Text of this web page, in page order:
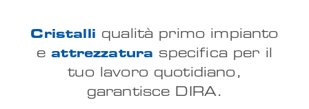
Cristalli qualità primo impianto
eattrezzatura specifica per il
tuo lavoro quotidiano,
garantisce DIRA.